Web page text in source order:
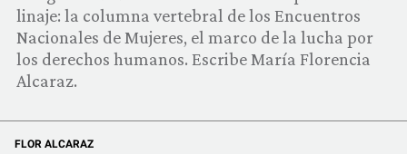
linaje: la columna vertebral de los Encuentros
Nacionales de Mujeres, el marco de la lucha por
los derechos humanos. Escribe María Florencia
Alcaraz.
FLOR ALCARAZ